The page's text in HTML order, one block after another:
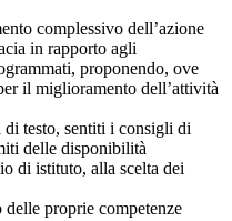
complessivo dell’azione
in rapporto agli
proponendo, ove
il miglioramento dell’attività
testo, sentiti i consigli di
delle disponibilità
di istituto, alla scelta dei
proprie competenze